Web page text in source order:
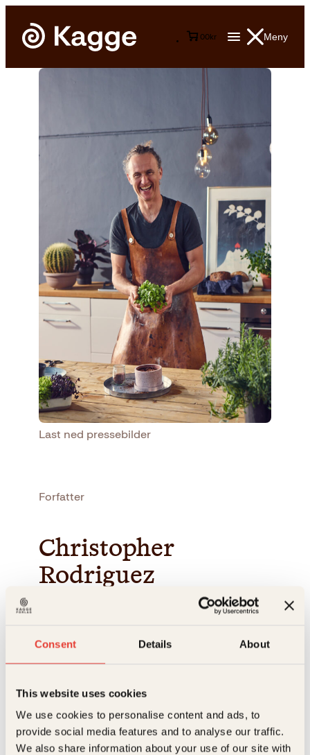
Consent Details About
This website uses cookies
We use cookies to personalise content and ads, to
provide social media features and to analyse our traffic.
We also share information about your use of our site with
Meny
00kr
Last ned pressebilder
Forfatter
Christopher
Rodriguez
driver Norges første underjordiske plantefabrikk,
Tåsen Microgreens. Der lager han spiselige planter
som leveres til restauranter i Oslo. Forfatteren holder
fremtiden for urbant landbruk.
Bøker av Christopher Rodriguez